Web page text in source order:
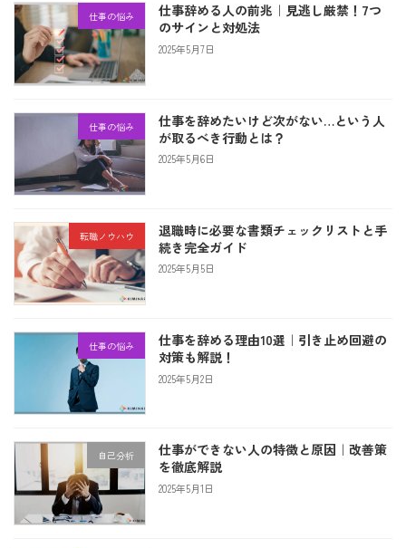
仕事の悩み
仕事辞める人の前兆｜見逃し厳禁！7つ
のサインと対処法
2025年5月7日
仕事の悩み
仕事を辞めたいけど次がない…という人
が取るべき行動とは？
2025年5月6日
転職ノウハウ
退職時に必要な書類チェックリストと手
続き完全ガイド
2025年5月5日
仕事の悩み
仕事を辞める理由10選｜引き止め回避の
対策も解説！
2025年5月2日
自己分析
仕事ができない人の特徴と原因｜改善策
を徹底解説
2025年5月1日